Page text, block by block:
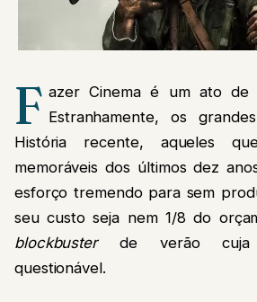
F azer Cinema é um ato de
Estranhamente, os
História recente, aqueles
memoráveis dos últimos dez
esforço tremendo para sem
seu custo seja nem 1/8 do
blockbusterde verão cuja
questionável.